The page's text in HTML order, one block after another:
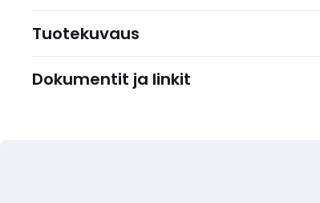
Tuotekuvaus
Dokumentit ja linkit